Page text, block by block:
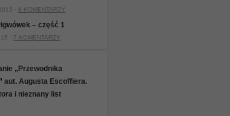
· 8 KOMENTARZY
– część 1
· 7 KOMENTARZY
„Przewodnika
aut. Augusta Escoffiera.
i nieznany list